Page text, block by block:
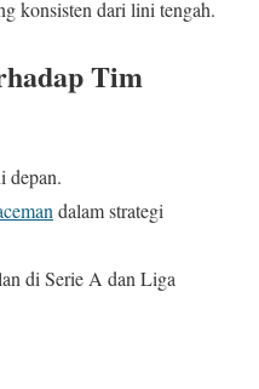
konsisten dari lini tengah.
Tim
depan.
dalam strategi
di Serie A dan Liga